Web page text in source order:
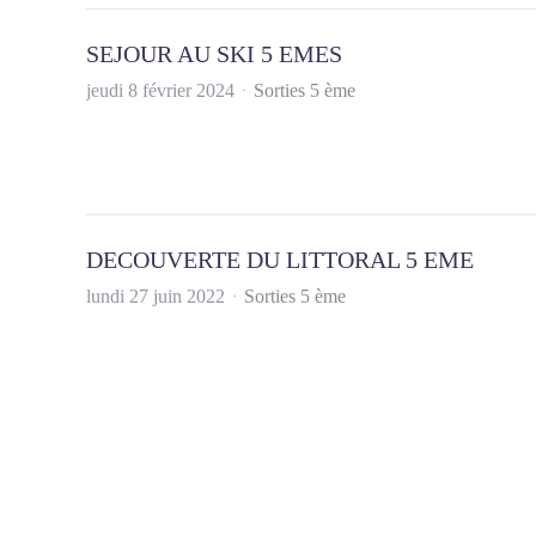
SEJOUR AU SKI 5 EMES
jeudi 8 février 2024 Sorties 5 ème
DECOUVERTE DU LITTORAL 5 EME
lundi 27 juin 2022 Sorties 5 ème